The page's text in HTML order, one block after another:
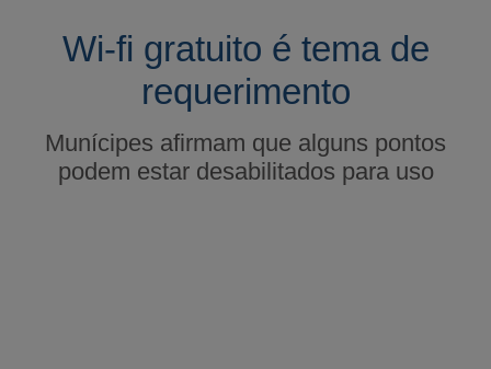
Wi-fi gratuito é tema de
requerimento
Munícipes afirmam que alguns pontos
podem estar desabilitados para uso